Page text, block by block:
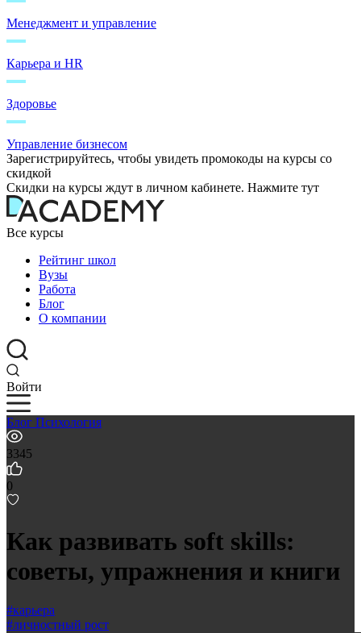
Менеджмент и управление
Карьера и HR
Здоровье
Управление бизнесом
Зарегистрируйтесь, чтобы увидеть промокоды на курсы со
скидкой
Скидки на курсы ждут в личном кабинете. Нажмите тут
Все курсы
Рейтинг школ
Вузы
Работа
Блог
О компании
Войти
Блог Психология
3345
0
Как развивать soft skills:
советы, упражнения и книги
#карьера
#личностный рост